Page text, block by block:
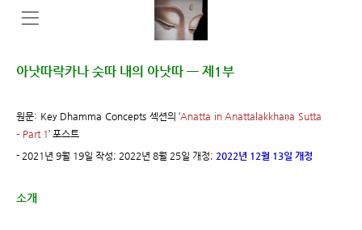
아낫따락카나 숫따 내의 아낫따 ㅡ 제1부
원문: Key Dhamma Concepts 섹션의 ‘Anatta in Anattalakkhaṇa Sutta
– Part 1’ 포스트
- 2021년 9월 19일 작성; 2022년 8월 25일 개정; 2022년 12월 13일 개정
소개